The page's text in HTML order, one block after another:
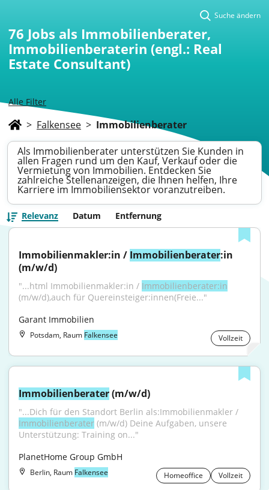
Alle Filter
Suche ändern
76 Jobs als Immobilienberater,
Immobilienberaterin (engl.: Real
Estate Consultant)
> Falkensee > Immobilienberater
Als Immobilienberater unterstützen Sie Kunden in
allen Fragen rund um den Kauf, Verkauf oder die
Vermietung von Immobilien. Entdecken Sie
zahlreiche Stellenanzeigen, die Ihnen helfen, Ihre
Karriere im Immobiliensektor voranzutreiben.
Relevanz Datum Entfernung
Immobilienmakler:in / Immobilienberater:in
(m/w/d)
"...html Immobilienmakler:in / Immobilienberater:in
(m/w/d),auch für Quereinsteiger:innen(Freie..."
Garant Immobilien
Potsdam, Raum Falkensee Vollzeit
Immobilienberater (m/w/d)
Immobilienberater (m/w/d) Deine Aufgaben, unsere
Unterstützung: Training on..."
PlanetHome Group GmbH
Berlin, Raum Falkensee Homeoffice Vollzeit